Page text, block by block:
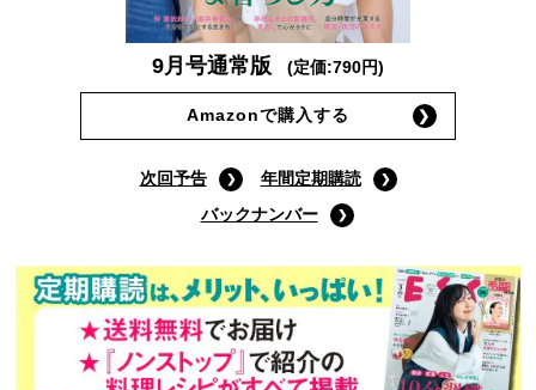
9月号通常版 (定価:790円)
Amazonで購入する
次回予告
年間定期購読
バックナンバー